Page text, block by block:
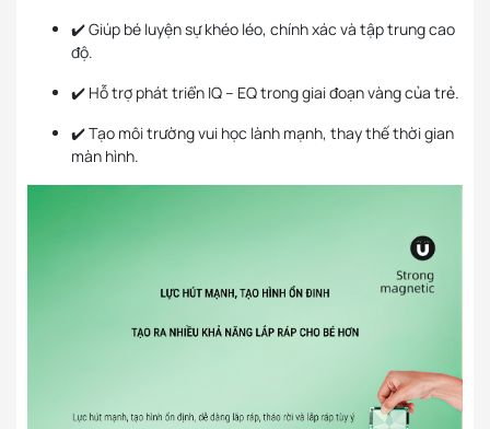
✔️ Giúp bé luyện sự khéo léo, chính xác và tập trung cao
độ.
✔️ Hỗ trợ phát triển IQ – EQ trong giai đoạn vàng của trẻ.
✔️ Tạo môi trường vui học lành mạnh, thay thế thời gian
màn hình.